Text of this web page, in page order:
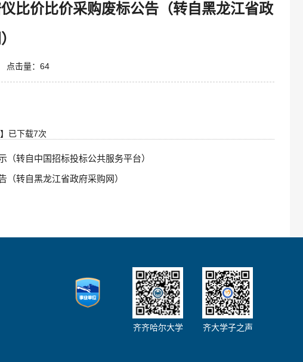
比价比价采购废标公告（转自黑龙江省政
击量： 64
】已下载7次
转自中国招标投标公共服务平台）
转自黑龙江省政府采购网）
齐齐哈尔大学 齐大学子之声